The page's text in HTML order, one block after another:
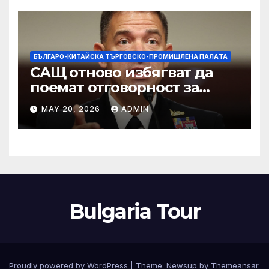
изкупуване: Хоп
БЪЛГАРО-КИТАЙСКА ТЪРГОВСКО-ПРОМИШЛЕНА ПАЛAТА
САЩ отново избягват да
поемат отговорност за
нападението в училище в
Иран, при което загинаха
155 души
MAY 20, 2026 ADMIN
Bulgaria Tour
Proudly powered by WordPress Theme: Newsup by Themeansar.